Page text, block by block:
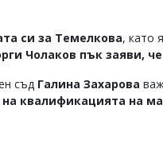
си за Темелкова, като
Чолаков пък заяви,
съд Галина Захарова
квалификацията на